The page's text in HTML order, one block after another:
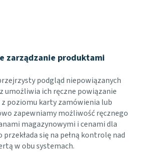
zarządzanie produktami
podgląd niepowiązanych
umożliwia ich ręczne powiązanie
poziomu karty zamówienia lub
zapewniamy możliwość ręcznego
magazynowymi i cenami dla
przekłada się na pełną kontrolę nad
w obu systemach.